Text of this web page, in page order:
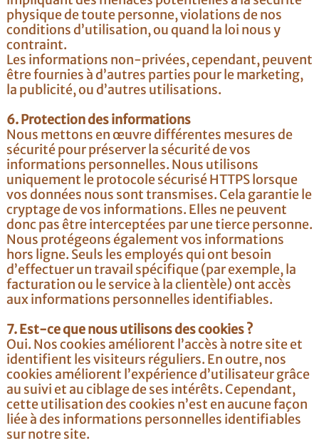
physique de toute personne, violations de nos
conditions d’utilisation, ou quand la loi nous y
contraint.
Les informations non-privées, cependant, peuvent
être fournies à d’autres parties pour le marketing,
la publicité, ou d’autres utilisations.
6. Protection des informations
Nous mettons en œuvre différentes mesures de
sécurité pour préserver la sécurité de vos
informations personnelles. Nous utilisons
uniquement le protocole sécurisé HTTPS lorsque
vos données nous sont transmises. Cela garantie le
cryptage de vos informations. Elles ne peuvent
donc pas être interceptées par une tierce personne.
Nous protégeons également vos informations
hors ligne. Seuls les employés qui ont besoin
d’effectuer un travail spécifique (par exemple, la
facturation ou le service à la clientèle) ont accès
aux informations personnelles identifiables.
7. Est-ce que nous utilisons des cookies ?
Oui. Nos cookies améliorent l’accès à notre site et
identifient les visiteurs réguliers. En outre, nos
cookies améliorent l’expérience d’utilisateur grâce
au suivi et au ciblage de ses intérêts. Cependant,
cette utilisation des cookies n’est en aucune façon
liée à des informations personnelles identifiables
sur notre site.